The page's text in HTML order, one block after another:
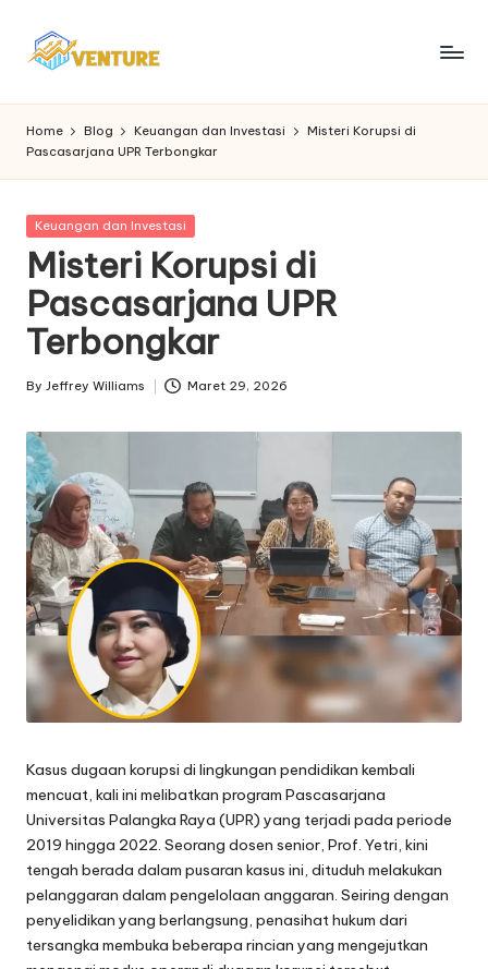
I
n
n
o
v
e
n
t
u
r
e
Berita
Home Blog Keuangan dan Investasi
Misteri Korupsi di
Pascasarjana UPR Terbongkar
Posted
Keuangan dan Investasi
Misteri Korupsi di
Pascasarjana UPR
Terbongkar
Posted
By Jeffrey Williams Maret 29, 2026
Kasus dugaan korupsi di lingkungan pendidikan kembali
mencuat, kali ini melibatkan program Pascasarjana
Universitas Palangka Raya (UPR) yang terjadi pada periode
2019 hingga 2022. Seorang dosen senior, Prof. Yetri, kini
tengah berada dalam pusaran kasus ini, dituduh melakukan
pelanggaran dalam pengelolaan anggaran. Seiring dengan
penyelidikan yang berlangsung, penasihat hukum dari
tersangka membuka beberapa rincian yang mengejutkan